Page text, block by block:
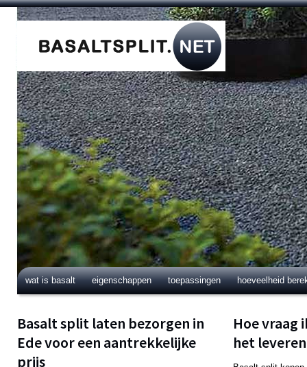
wat is basalt eigenschappen toepassingen hoeveelheid
Basalt split laten bezorgen in
Ede voor een aantrekkelijke
prijs
Hoe vraag
het